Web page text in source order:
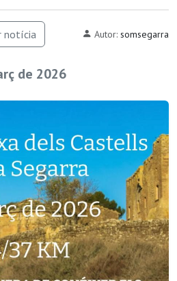
notícia Autor: somsegarra
de 2026